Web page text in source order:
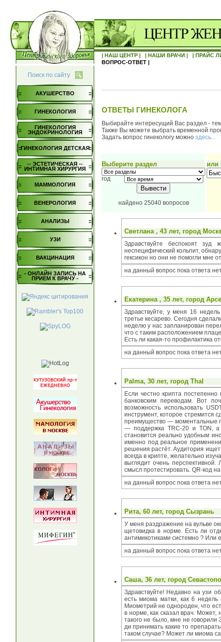
| НАШ ЦЕНТР | | НАШИ ВРАЧИ |
| ПРАЙС
ВОПРОС-ОТВЕТ |
Поиск по сайту
АКУШЕРСТВО
ГИНЕКОЛОГИЯ
ГИНЕКОЛОГИЯ
ЭНДОКРИНОЛОГИЯ
ГИНЕКОЛОГИЯ ДЕТСКАЯ
-- ЭСТЕТИЧЕСКАЯ --
ИНТИМНАЯ ХИРУРГИЯ
МАММОЛОГИЯ
ВЕНЕРОЛОГИЯ
АНАЛИЗЫ
УЗИ
ВАКЦИНАЦИЯ
- ОНЛАЙН ЗАПИСЬ НА
ПРИЕМ К ВРАЧУ -
ОТВЕТЫ ГИНЕКОЛОГА
Выбирайте интересущий Вас раздел -
Также Вы можете выбрать временной
Задать вопрос гинекологу можно здесь...
Выберите раздел или
год
найдено 25040 вопросов
Светлана , 43 лет, город
Здравствуйте беспокоят зуд
неспецифический кольпит,
гексикон но они не помогли мне
на данный вопрос пока ответа
Екатерина , 35 лет, город
Здравствуйте, у меня 16
третье кесарево. Сегодня
неделю у нас запланирован
что с таким расположением
Есть ли какая-то профилактика
на данный вопрос пока ответа
Palma, 30 лет, город Thal
Если честно крипта
банковским переводам. Вот
возможность использовать
инструмент, которое стремится
преимущество — моментальные
— поддержка TRC-20 и TON, а
становится реально удобным
именно под реальное
решения растёт. Аудитория
всегда в крипте, желательно
выглядит очень
смысл протестировать. QR-код
на данный вопрос пока ответа
Рита, 60 лет, город Сызрань
У меня раздражение на вульве
щетовидка в норме. Есть ли
антимикотиками системно ? Или
на данный вопрос пока ответа
Саша, 36 лет, город
Здравствуйте! Недавно на узи
есть миома матки, как 6
Миометрий не однороден, что
в норме, как сказал врач. Может,
такого не было, мне не
ди принимать какие то
таком случае? Может ли миома